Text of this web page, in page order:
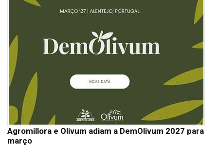
Agromillora e Olivum adiam a DemOlivum 2027 para
março